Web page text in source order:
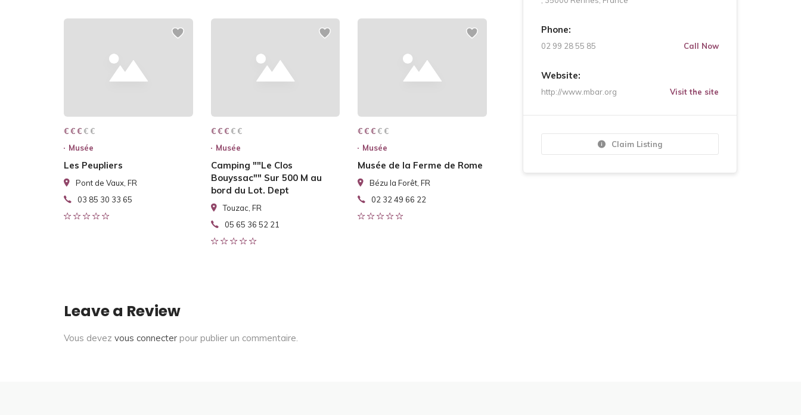
€ € € € €
€ € €
Musée
Les Peupliers
Pont de Vaux, FR
03 85 30 33 65
€ € € € €
€ € €
Musée
Camping ""Le Clos
Bouyssac"" Sur 500 M au
bord du Lot. Dept
Touzac, FR
05 65 36 52 21
€ € € € €
€ € €
Musée
Musée de la Ferme de Rome
Bézu la Forêt, FR
02 32 49 66 22
Leave a Review
Vous devez vous connecter pour publier un commentaire.
Phone:
02 99 28 55 85 Call Now
Website:
http://www.mbar.org Visit the site
Claim Listing